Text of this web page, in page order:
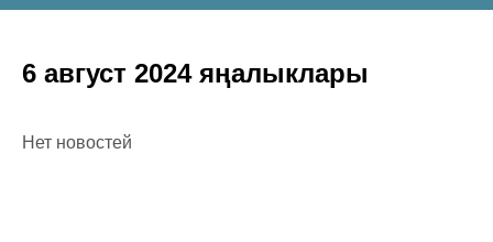
6 август 2024 яңалыклары
Нет новостей